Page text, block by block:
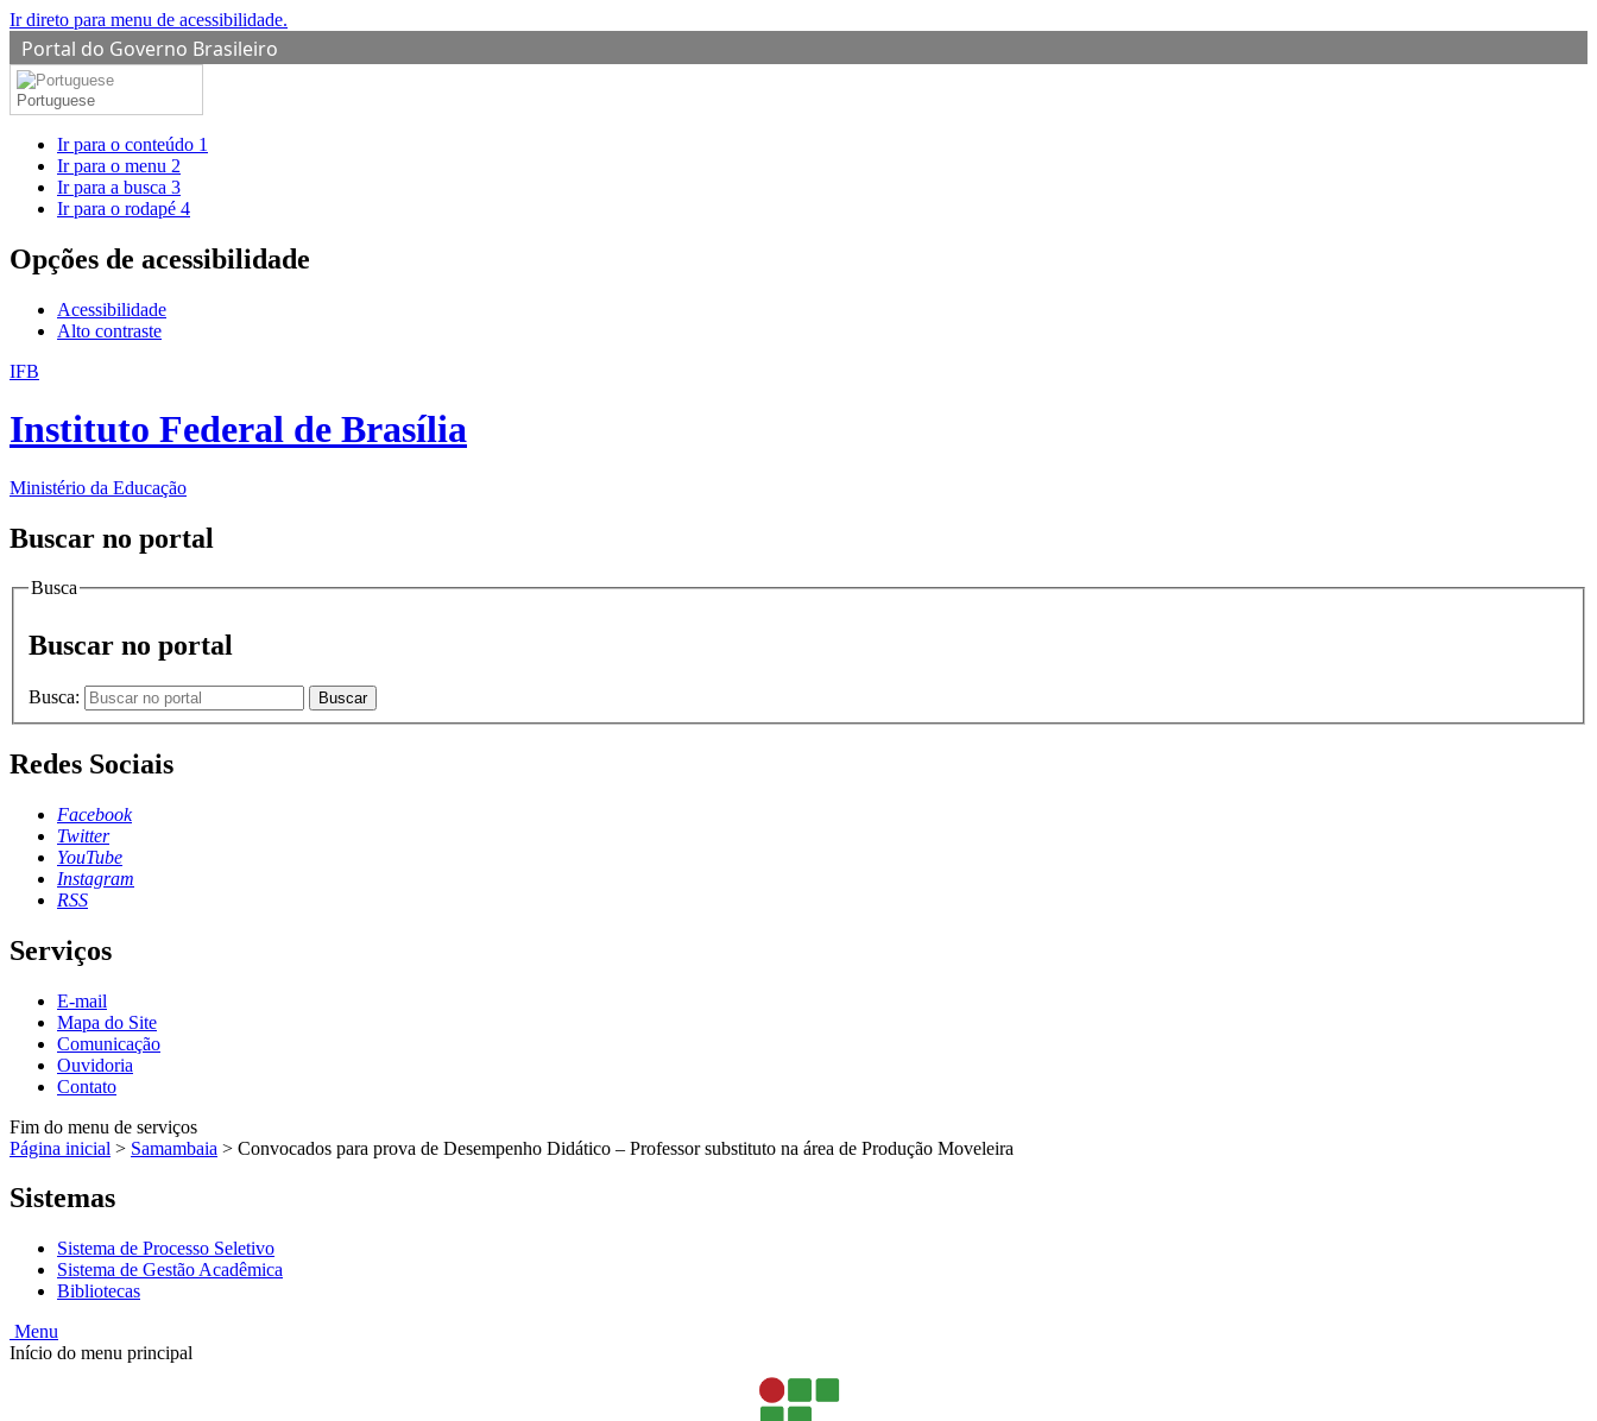
Ir direto para menu de acessibilidade.
Portal do Governo Brasileiro
Portuguese
Ir para o conteúdo 1
Ir para o menu 2
Ir para a busca 3
Ir para o rodapé 4
Opções de acessibilidade
Acessibilidade
Alto contraste
IFB
Instituto Federal de Brasília
Ministério da Educação
Buscar no portal
Busca
Buscar no portal
Busca: Buscar
Redes Sociais
Facebook
Twitter
YouTube
Instagram
RSS
Serviços
E-mail
Mapa do Site
Comunicação
Ouvidoria
Contato
Fim do menu de serviços
Página inicial > Samambaia > Convocados para prova de Desempenho Didático – Professor substituto na área de Produção Moveleira
Sistemas
Sistema de Processo Seletivo
Sistema de Gestão Acadêmica
Bibliotecas
Menu
Início do menu principal